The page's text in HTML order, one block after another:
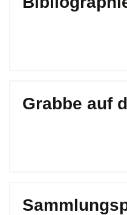
Grabbe auf